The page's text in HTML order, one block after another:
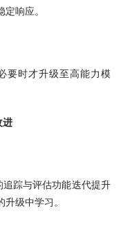
响应。
要时才升级至高能力模
进
踪与评估功能迭代提升
级中学习。